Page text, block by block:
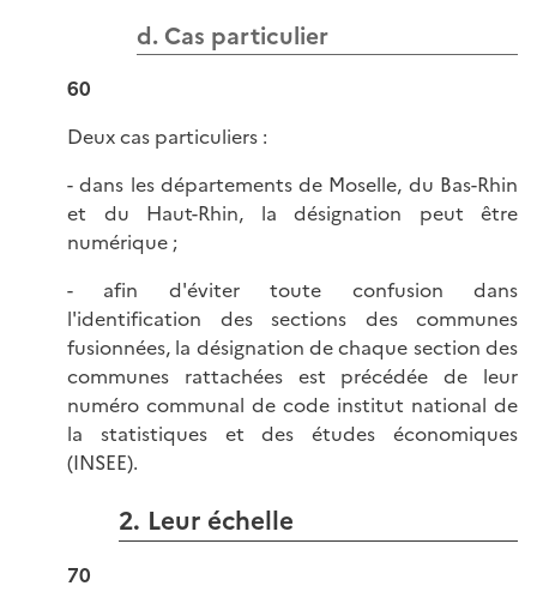
d. Cas particulier
60
Deux cas particuliers :
- dans les départements de Moselle, du Bas-Rhin
et du Haut-Rhin, la désignation peut être
numérique ;
- afin d'éviter toute confusion dans
l'identification des sections des communes
fusionnées, la désignation de chaque section des
communes rattachées est précédée de leur
numéro communal de code institut national de
la statistiques et des études économiques
(INSEE).
2. Leur échelle
70